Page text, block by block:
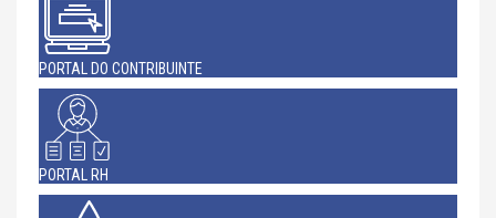
PORTAL DO CONTRIBUINTE
PORTAL RH